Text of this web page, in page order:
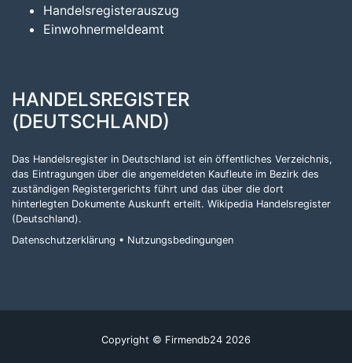
Handelsregisterauszug
Einwohnermeldeamt
HANDELSREGISTER
(DEUTSCHLAND)
Das Handelsregister in Deutschland ist ein öffentliches Verzeichnis,
das Eintragungen über die angemeldeten Kaufleute im Bezirk des
zuständigen Registergerichts führt und das über die dort
hinterlegten Dokumente Auskunft erteilt. Wikipedia Handelsregister
(Deutschland).
Datenschutzerklärung • Nutzungsbedingungen
Copyright © Firmendb24 2026